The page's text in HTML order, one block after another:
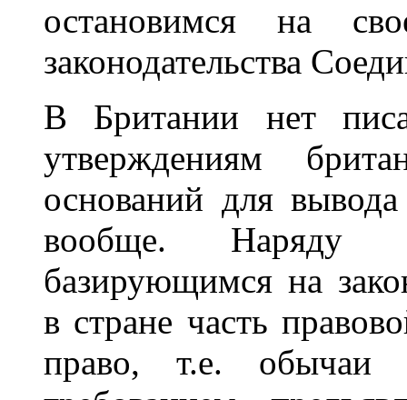
остановимся на
законодательства
В Британии нет
утверждениям
оснований для
вообще. Наряду
базирующимся на
в стране часть
право, т.е. обычаи